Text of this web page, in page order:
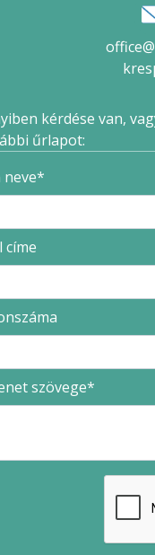
kérdése van,
űrlapot:
neve
címe
szövege